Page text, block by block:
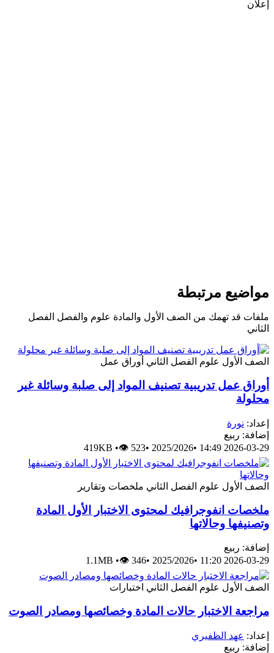
إعلان
مواضيع مرتبطة
ملفات قد تهمك من الصف الأول والمادة علوم والفصل الفصل
الثاني
الصف الأول علوم الفصل الثاني أوراق عمل
أوراق عمل تدريبية تصنيف المواد إلى صلبة وسائلة غير
محلولة
إعداد: نورة
إضافة: ربيع
2026-03-29 14:49
•
2025/2026
•
419KB •👁 523
الصف الأول علوم الفصل الثاني ملخصات وتقارير
ملخصات انفوجرافيك لمحتوى الاختبار الأول المادة
وتصنيفها وحالاتها
إضافة: ربيع
2026-03-29 11:20
•
2025/2026
•
1.1MB •👁 346
الصف الأول علوم الفصل الثاني اختبارات
مراجعة الاختبار حالات المادة وخصائصها ومصادر الصوت
إعداد: عهد الظفيري
إضافة: ربيع